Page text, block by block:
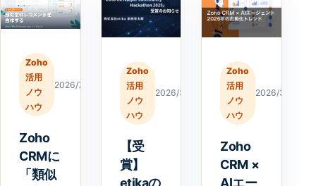
Zoho
活用
ノウ
ハウ
2026/7/20
Zoho
CRMに
「類似
Zoho
活用
ノウ
ハウ
2026/3/23
【受
賞】
etikaの
Zoho
活用
ノウ
ハウ
2026/3/18
Zoho
CRM ×
AIエー